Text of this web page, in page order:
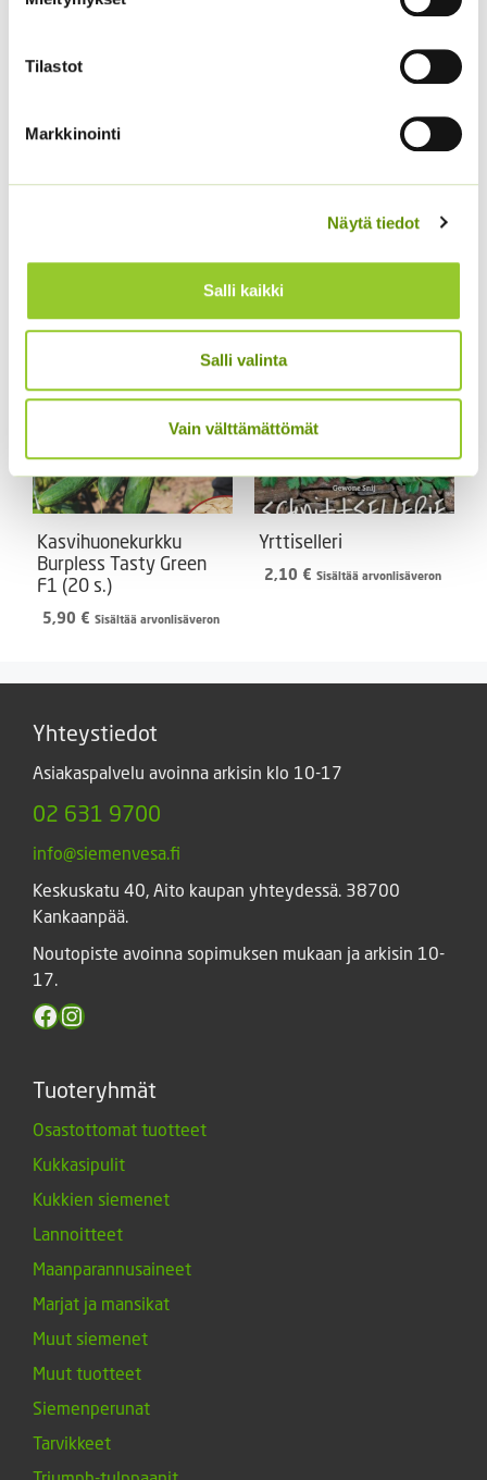
Tilastot
Markkinointi
Näytä tiedot
Salli kaikki
Salli valinta
Vain välttämättömät
2,20€ Sisältää arvonlisäveron
Paprika Californian
2,60
Kasvihuonekurkku
Burpless Tasty Green
F1 (20 s.)
5,90 € Sisältää arvonlisäveron
Yrttiselleri
2,10 € Sisältää arvonlisäveron
Yhteystiedot
Asiakaspalvelu avoinna arkisin klo 10-17
02 631 9700
info@siemenvesa.fi
Keskuskatu 40, Aito kaupan yhteydessä. 38700
Kankaanpää.
Noutopiste avoinna sopimuksen mukaan ja arkisin 10-
17.
Facebook
Instagram
Tuoteryhmät
Osastottomat tuotteet
Kukkasipulit
Kukkien siemenet
Lannoitteet
Maanparannusaineet
Marjat ja mansikat
Muut siemenet
Muut tuotteet
Siemenperunat
Tarvikkeet